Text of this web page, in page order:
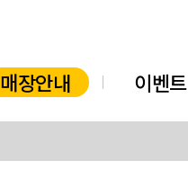
매장안내 이벤트